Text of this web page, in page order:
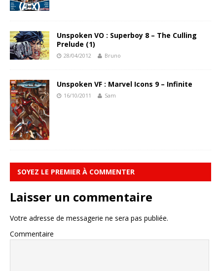
Unspoken VO : Superboy 8 – The Culling
Prelude (1)
28/04/2012 Bruno
Unspoken VF : Marvel Icons 9 – Infinite
16/10/2011 Sam
SOYEZ LE PREMIER À COMMENTER
Laisser un commentaire
Votre adresse de messagerie ne sera pas publiée.
Commentaire